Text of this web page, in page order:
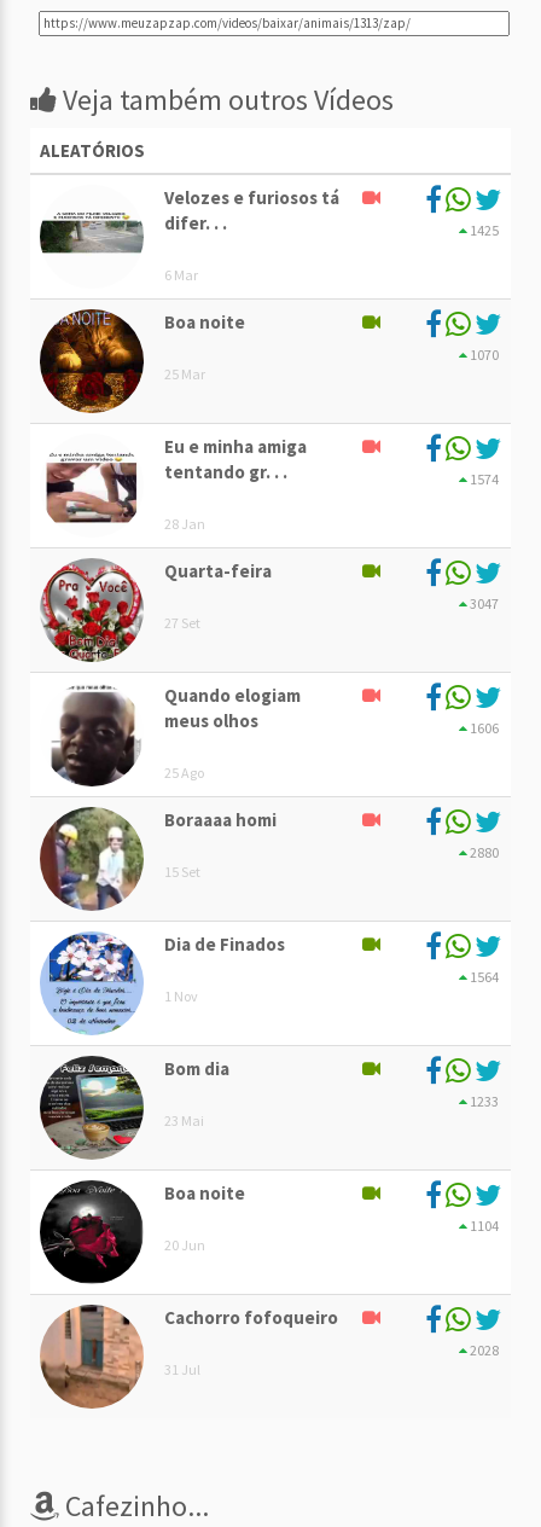
Veja também outros Vídeos
ALEATÓRIOS
Velozes e furiosos tá
difer. . .
6 Mar
1425
Boa noite
25 Mar
1070
Eu e minha amiga
tentando gr. . .
28 Jan
1574
Quarta-feira
27 Set
3047
Quando elogiam
meus olhos
25 Ago
1606
Boraaaa homi
15 Set
2880
Dia de Finados
1 Nov
1564
Bom dia
23 Mai
1233
Boa noite
20 Jun
1104
Cachorro fofoqueiro
31 Jul
2028
Cafezinho...